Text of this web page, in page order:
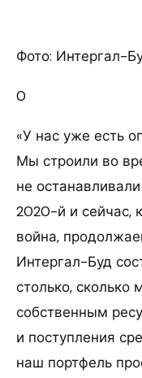
Фото: Интергал-
0
«У нас уже есть
Мы строили во
не
2020-й и сейчас,
война,
Интергал-Буд
столько,
собственным
и поступления
наш портфель